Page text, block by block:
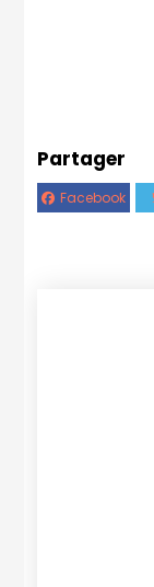
Partager
Facebook